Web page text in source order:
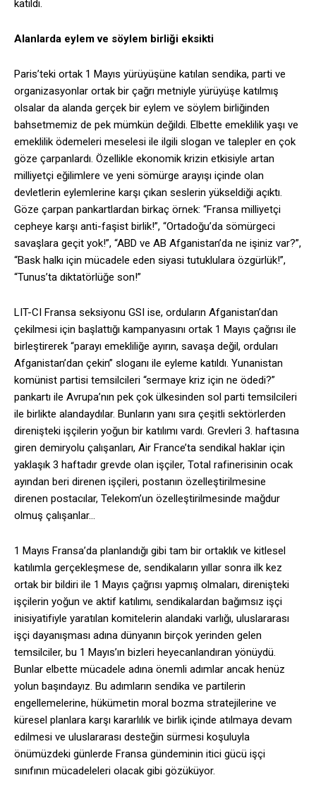
katıldı.
Alanlarda eylem ve söylem birliği eksikti
Paris’teki ortak 1 Mayıs yürüyüşüne katılan sendika, parti ve
organizasyonlar ortak bir çağrı metniyle yürüyüşe katılmış
olsalar da alanda gerçek bir eylem ve söylem birliğinden
bahsetmemiz de pek mümkün değildi. Elbette emeklilik yaşı ve
emeklilik ödemeleri meselesi ile ilgili slogan ve talepler en çok
göze çarpanlardı. Özellikle ekonomik krizin etkisiyle artan
milliyetçi eğilimlere ve yeni sömürge arayışı içinde olan
devletlerin eylemlerine karşı çıkan seslerin yükseldiği açıktı.
Göze çarpan pankartlardan birkaç örnek: “Fransa milliyetçi
cepheye karşı anti-faşist birlik!”, “Ortadoğu’da sömürgeci
savaşlara geçit yok!”, “ABD ve AB Afganistan’da ne işiniz var?”,
“Bask halkı için mücadele eden siyasi tutuklulara özgürlük!”,
“Tunus’ta diktatörlüğe son!”
LIT-CI Fransa seksiyonu GSI ise, orduların Afganistan’dan
çekilmesi için başlattığı kampanyasını ortak 1 Mayıs çağrısı ile
birleştirerek “parayı emekliliğe ayırın, savaşa değil, orduları
Afganistan’dan çekin” sloganı ile eyleme katıldı. Yunanistan
komünist partisi temsilcileri “sermaye kriz için ne ödedi?”
pankartı ile Avrupa’nın pek çok ülkesinden sol parti temsilcileri
ile birlikte alandaydılar. Bunların yanı sıra çeşitli sektörlerden
direnişteki işçilerin yoğun bir katılımı vardı. Grevleri 3. haftasına
giren demiryolu çalışanları, Air France’ta sendikal haklar için
yaklaşık 3 haftadır grevde olan işçiler, Total rafinerisinin ocak
ayından beri direnen işçileri, postanın özelleştirilmesine
direnen postacılar, Telekom’un özelleştirilmesinde mağdur
olmuş çalışanlar…
1 Mayıs Fransa’da planlandığı gibi tam bir ortaklık ve kitlesel
katılımla gerçekleşmese de, sendikaların yıllar sonra ilk kez
ortak bir bildiri ile 1 Mayıs çağrısı yapmış olmaları, direnişteki
işçilerin yoğun ve aktif katılımı, sendikalardan bağımsız işçi
inisiyatifiyle yaratılan komitelerin alandaki varlığı, uluslararası
işçi dayanışması adına dünyanın birçok yerinden gelen
temsilciler, bu 1 Mayıs’ın bizleri heyecanlandıran yönüydü.
Bunlar elbette mücadele adına önemli adımlar ancak henüz
yolun başındayız. Bu adımların sendika ve partilerin
engellemelerine, hükümetin moral bozma stratejilerine ve
küresel planlara karşı kararlılık ve birlik içinde atılmaya devam
edilmesi ve uluslararası desteğin sürmesi koşuluyla
önümüzdeki günlerde Fransa gündeminin itici gücü işçi
sınıfının mücadeleleri olacak gibi gözüküyor.